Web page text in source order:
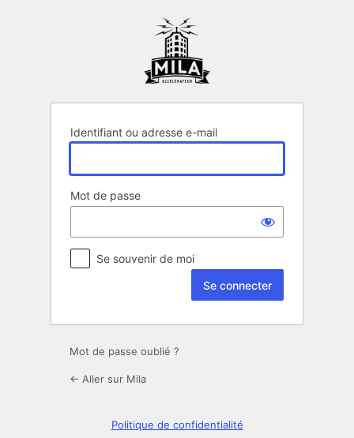
Identifiant ou adresse e-mail
Mot de passe
Se souvenir de moi
Mot de passe oublié ?
← Aller sur Mila
Politique de confidentialité